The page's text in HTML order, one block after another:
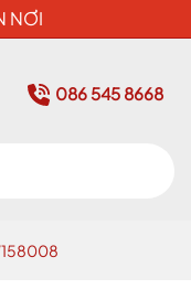
HÀNG CHÍNH
086 545 8668